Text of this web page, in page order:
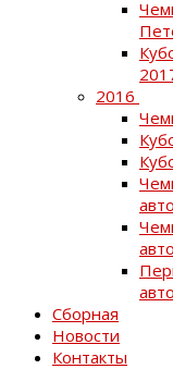
2016
Сборная
Новости
Контакты